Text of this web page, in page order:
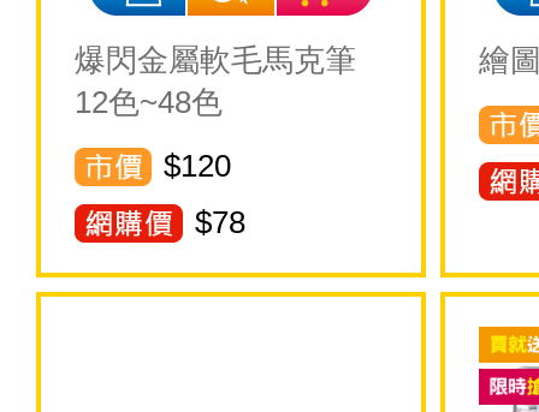
爆閃金屬軟毛馬克筆
12色~48色
$120
$78
繪